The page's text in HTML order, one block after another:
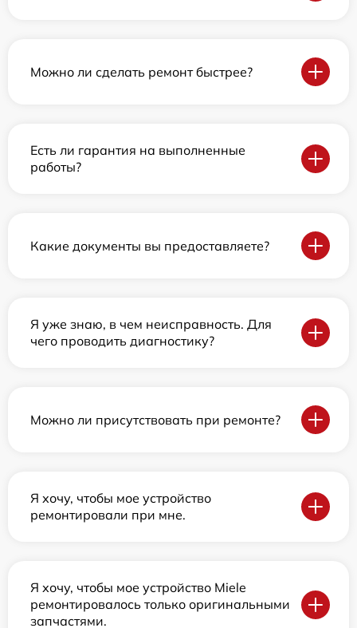
Можно ли сделать ремонт быстрее?
Есть ли гарантия на выполненные
работы?
Какие документы вы предоставляете?
Я уже знаю, в чем неисправность. Для
чего проводить диагностику?
Можно ли присутствовать при ремонте?
Я хочу, чтобы мое устройство
ремонтировали при мне.
Я хочу, чтобы мое устройство Miele
ремонтировалось только оригинальными
запчастями.